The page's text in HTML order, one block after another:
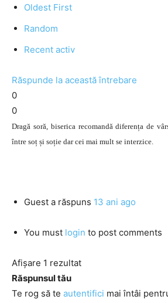
Oldest First
Random
Recent activ
Răspunde la această întrebare
0
0
Dragă soră, biserica recomandă diferența de
între soț și soție dar cei mai mult se interzice.
Guest a răspuns 13 ani ago
You must login to post comments
Afișare 1 rezultat
Răspunsul tău
Te rog să te autentifici mai întâi